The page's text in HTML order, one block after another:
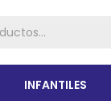
INFANTILES